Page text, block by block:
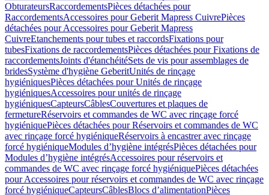
ObturateursRaccordementsPièces détachées pour
RaccordementsAccessoires pour Geberit Mapress CuivrePièces
détachées pour Accessoires pour Geberit Mapress
CuivreEtanchements pour tubes et raccordsFixations pour
tubesFixations de raccordementsPièces détachées pour Fixations de
raccordementsJoints d'étanchéitéSets de vis pour assemblages de
bridesSystème d'hygiène GeberitUnités de rinçage
hygiéniquesPièces détachées pour Unités de rinçage
hygiéniquesAccessoires pour unités de rinçage
hygiéniquesCapteursCâblesCouvertures et plaques de
fermetureRéservoirs et commandes de WC avec rinçage forcé
hygiéniquePièces détachées pour Réservoirs et commandes de WC
avec rinçage forcé hygiéniqueRéservoirs à encastrer avec rinçage
forcé hygiéniqueModules d’hygiène intégrésPièces détachées pour
Modules d’hygiène intégrésAccessoires pour réservoirs et
commandes de WC avec rinçage forcé hygiéniquePièces détachées
pour Accessoires pour réservoirs et commandes de WC avec rinçage
forcé hygiéniqueCapteursCâblesBlocs d’alimentationPièces